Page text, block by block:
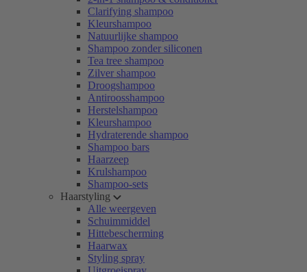
Clarifying shampoo
Kleurshampoo
Natuurlijke shampoo
Shampoo zonder siliconen
Tea tree shampoo
Zilver shampoo
Droogshampoo
Antiroosshampoo
Herstelshampoo
Kleurshampoo
Hydraterende shampoo
Shampoo bars
Haarzeep
Krulshampoo
Shampoo-sets
Haarstyling
Alle weergeven
Schuimmiddel
Hittebescherming
Haarwax
Styling spray